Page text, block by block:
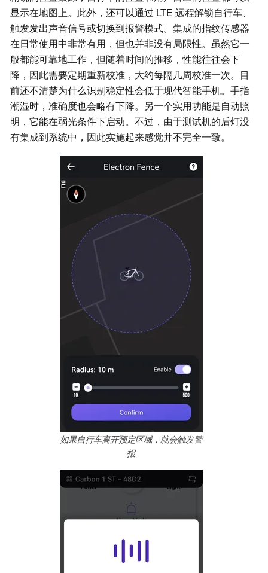
显示在地图上。此外，还可以通过 LTE 远程解锁自行车、
触发发出声音信号或切换到报警模式。集成的指纹传感器
在日常使用中非常有用，但也并非没有局限性。虽然它一
般都能可靠地工作，但随着时间的推移，性能往往会下
降，因此需要定期重新校准，大约每隔几周校准一次。目
前还不清楚为什么识别稳定性会低于现代智能手机。手指
潮湿时，准确度也会略有下降。另一个实用功能是自动照
明，它能在弱光条件下启动。不过，由于测试机的后灯没
有集成到系统中，因此实施起来感觉并不完全一致。
如果自行车离开预定区域，就会触发警
报